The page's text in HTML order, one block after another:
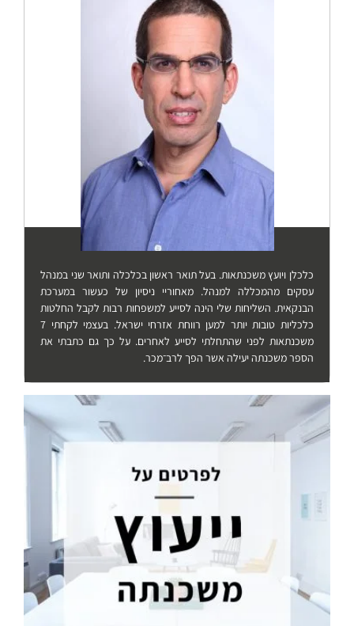
כלכלן ויועץ משכנתאות. בעל תואר ראשון בכלכלה ותואר שני במנהל
עסקים מהמכללה למנהל. מאחוריי ניסיון של כעשור במערכת
הבנקאית. השליחות שלי הינה לסייע למשפחות רבות לקבל החלטות
כלכליות טובות יותר למען רווחת אזרחי ישראל. בעצמי לקחתי 7
משכנתאות לפני שהתחלתי לסייע לאחרים. על כך גם כתבתי את
הספר משכנתה יעילה אשר הפך לרב־מכר.